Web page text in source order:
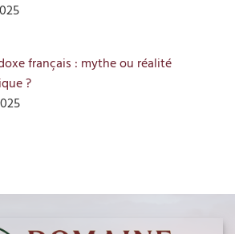
français : mythe ou réalité
?